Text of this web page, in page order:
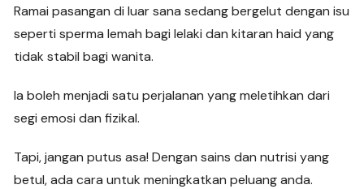
c
e
b
o
o
k
at
s
A
p
p
e
gr
a
m
ss
e
n
g
p
y
n
Ramai pasangan di luar sana sedang bergelut dengan isu
seperti sperma lemah bagi lelaki dan kitaran haid yang
tidak stabil bagi wanita.
Ia boleh menjadi satu perjalanan yang meletihkan dari
segi emosi dan fizikal.
Tapi, jangan putus asa! Dengan sains dan nutrisi yang
betul, ada cara untuk meningkatkan peluang anda.